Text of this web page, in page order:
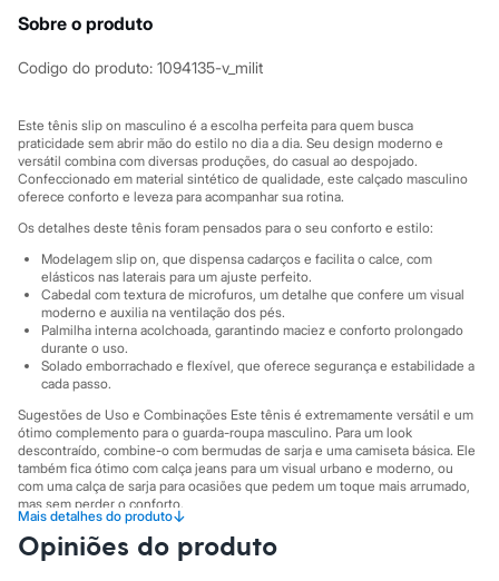
Relógios
Botas
Sandálias
Sapatilhas
Tênis
Marcas
City
Clock House
Sawary
Yessica
Moda esportiva
Acessórios
Blusas
Calçados
Leggings
Shorts e Bermudas
Tops
Moda íntima
Calcinhas
Cintas e Modeladores
Meias
Pijamas
Sutiãs e Tops
Moda praia
Sobre o produto
Codigo do produto: 1094135-v_milit
Este tênis slip on masculino é a escolha perfeita para quem busca
praticidade sem abrir mão do estilo no dia a dia. Seu design moderno e
versátil combina com diversas produções, do casual ao despojado.
Confeccionado em material sintético de qualidade, este calçado masculino
oferece conforto e leveza para acompanhar sua rotina.
Os detalhes deste tênis foram pensados para o seu conforto e estilo:
Modelagem slip on, que dispensa cadarços e facilita o calce, com
elásticos nas laterais para um ajuste perfeito.
Cabedal com textura de microfuros, um detalhe que confere um visual
moderno e auxilia na ventilação dos pés.
Palmilha interna acolchoada, garantindo maciez e conforto prolongado
durante o uso.
Solado emborrachado e flexível, que oferece segurança e estabilidade a
cada passo.
Sugestões de Uso e Combinações Este tênis é extremamente versátil e um
ótimo complemento para o guarda-roupa masculino. Para um look
descontraído, combine-o com bermudas de sarja e uma camiseta básica. Ele
também fica ótimo com calça jeans para um visual urbano e moderno, ou
com uma calça de sarja para ocasiões que pedem um toque mais arrumado,
mas sem perder o conforto.
A gente se encontra na C&A! ❤
Mais detalhes do produto↓
Informacoes gerais:
Opiniões do produto